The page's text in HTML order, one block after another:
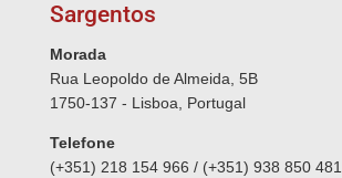
Sargentos
Morada
Rua Leopoldo de Almeida, 5B
1750-137 - Lisboa, Portugal
Telefone
(+351) 218 154 966 / (+351) 938 850 481